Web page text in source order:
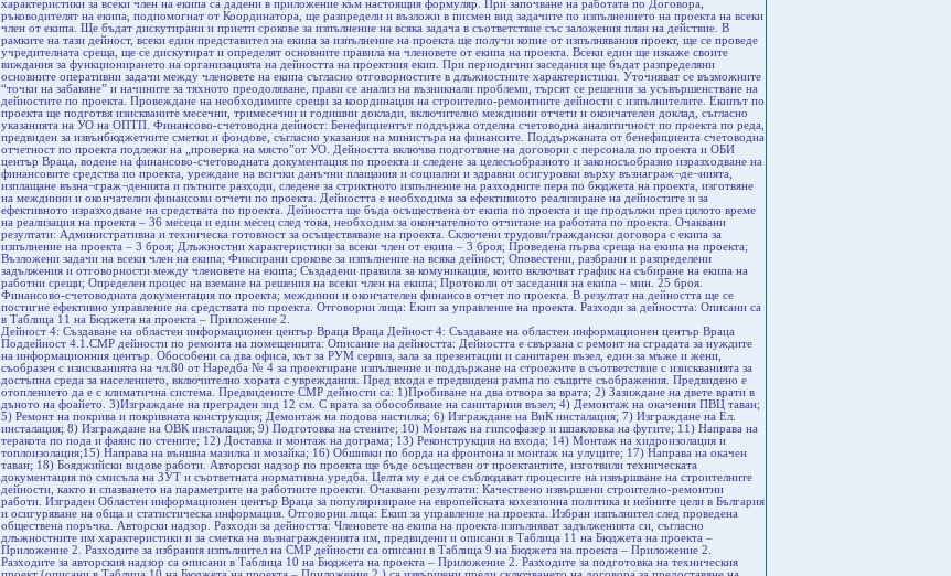
характеристики за всеки член на екипа са дадени в приложение към настоящия формуляр. При започване на работата по Договора,
ръководителят на екипа, подпомогнат от Координатора, ще разпредели и възложи в писмен вид задачите по изпълнението на проекта на всеки
член от екипа. Ще бъдат дискутирани и приети срокове за изпълнение на всяка задача в съответствие със заложения план на действие. В
рамките на тази дейност, всеки един представител на екипa за изпълнение на проекта ще получи копие от изпълнявания проект, ще се проведе
учредителната среща, ще се дискутират и определят основните правила на членовете от екипа на проекта. Всеки един ще изкаже своите
виждания за функционирането на организацията на дейността на проектния екип. При периодични заседания ще бъдат разпределяни
основните оперативни задачи между членовете на екипа съгласно отговорностите в длъжностните характеристики. Уточняват се възможните
“точки на забавяне” и начините за тяхното преодоляване, прави се анализ на възникнали проблеми, търсят се решения за усъвършенстване на
дейностите по проекта. Провеждане на необходимите срещи за координация на строително-ремонтните дейности с изпълнителите. Екипът по
проекта ще подготвя изискваните месечни, тримесечни и годишни доклади, включително междинни отчети и окончателен доклад, съгласно
указанията на УО на ОПТП. Финансово-счетоводна дейност: Бенефициентът поддържа отделна счетоводна аналитичност по проекта по реда,
предвиден за извънбюджетните сметки и фондове, съгласно указания на министъра на финансите. Поддържаната от бенефициента счетоводна
отчетност по проекта подлежи на „проверка на място”от УО. Дейността включва подготвяне на договори с персонала по проекта и ОБИ
център Враца, водене на финансово-счетоводната документация по проекта и следене за целесъобразното и законосъобразно изразходване на
финансовите средства по проекта, уреждане на всички данъчни плащания и социални и здравни осигуровки върху възнаграж¬де¬нията,
изплащане възна¬граж¬денията и пътните разходи, следене за стриктното изпълнение на разходните пера по бюджета на проекта, изготвяне
на междинни и окончателни финансови отчети по проекта. Дейността е необходима за ефективното реализиране на дейностите и за
ефективното изразходване на средствата по проекта. Дейността ще бъда осъществена от екипа по проекта и ще продължи през цялото време
на реализация на проекта – 36 месеца и един месец след това, необходим за окончателното отчитане на работата по проекта. Очаквани
резултати: Административна и техническа готовност за осъществяване на проекта. Сключени трудови/граждански договора с екипа за
изпълнение на проекта – 3 броя; Длъжностни характеристики за всеки член от екипа – 3 броя; Проведена първа среща на екипа на проекта;
Възложени задачи на всеки член на екипа; Фиксирани срокове за изпълнение на всяка дейност; Оповестени, разбрани и разпределени
задължения и отговорности между членовете на екипа; Създадени правила за комуникация, които включват график на събиране на екипа на
работни срещи; Определен процес на вземане на решения на всеки член на екипа; Протоколи от заседания на екипа – мин. 25 броя.
Финансово-счетоводната документация по проекта; междинни и окончателен финансов отчет по проекта. В резултат на дейността ще се
постигне ефективно управление на средствата по проекта. Отговорни лица: Екип за управление на проекта. Разходи за дейността: Описани са
в Таблица 11 на Бюджета на проекта – Приложение 2.
Дейност 4: Създаване на областен информационен център Враца Враца Дейност 4: Създаване на областен информационен център Враца Поддейност 4.1.СМР дейности по ремонта на помещенията: Описание на дейността: Дейността е свързана с ремонт на сградата за нуждите на информационния център. Обособени са два офиса, кът за РУМ сервиз, зала за презентации и санитарен възел, един за мъже и жени, съобразен с изискванията на чл.80 от Наредба № 4 за проектиране изпълнение и поддържане на строежите в съответствие с изискванията за достъпна среда за населението, включително хората с увреждания. Пред входа е предвидена рампа по същите съображения. Предвидено е отоплението да е с климатична система. Предвидените СМР дейности са: 1)Пробиване на два отвора за врата; 2) Зазиждане на двете врати в дъното на фоайето. 3)Изграждане на преграден зид 12 см. С врата за обособяване на санитарния възел; 4) Демонтаж на окачения ПВЦ таван; 5) Ремонт на покрива и покривната конструкция; Демонтаж на подова настилка; 6) Изграждане на ВиК инсталация; 7) Изграждане на Ел. инсталация; 8) Изграждане на ОВК инсталация; 9) Подготовка на стените; 10) Монтаж на гипсофазер и шпакловка на фугите; 11) Направа на теракота по пода и фаянс по стените; 12) Доставка и монтаж на дограма; 13) Реконструкция на входа; 14) Монтаж на хидроизолация и топлоизолация;15) Направа на външна мазилка и мозайка; 16) Обшивки по борда на фронтона и монтаж на улуците; 17) Направа на окачен таван; 18) Бояджийски видове работи. Авторски надзор по проекта ще бъде осъществен от проектантите, изготвили техническата документация по смисъла на ЗУТ и съответната нормативна уредба. Целта му е да се съблюдават процесите на извършване на строителните дейности, както и спазването на параметрите на работните проекти. Очаквани резултати: Качествено извършени строително-ремонтни работи. Изграден Областен информационен център Враца за популяризиране на европейската кохезионна политика и нейните цели в България и осигуряване на обща и статистическа информация. Отговорни лица: Екип за управление на проекта. Избран изпълнител след проведена обществена поръчка. Авторски надзор. Разходи за дейността: Членовете на екипа на проекта изпълняват задълженията си, съгласно длъжностните им характеристики и за сметка на възнагражденията им, предвидени и описани в Таблица 11 на Бюджета на проекта – Приложение 2. Разходите за избрания изпълнител на СМР дейности са описани в Таблица 9 на Бюджета на проекта – Приложение 2. Разходите за авторския надзор са описани в Таблица 10 на Бюджета на проекта – Приложение 2. Разходите за подготовка на техническия проект (описани в Таблица 10 на Бюджета на проекта – Приложение 2.) са извършени преди сключването на договора за предоставяне на безвъзмездна финансова помощ по настоящия проект, съгласно изискванията на Закона за устройство на територията, свързана е със строителни и монтажни работи, които ще се извършат по проекта (разходи за проектиране). Съгласно ЗУТ средствата за авторския надзор са на избрания проектант. Стойността на услугата е по НВМОП чл. 2, ал. 2, т.2 и не изисква събиране на три оферти. Освен разходите за авторски надзор и подготовка на проектната документация са необходими разходи за Такса за присъединяване към ел.мрежа; Такса за становище от пожарна служба; Изготвяне на технически паспорт на обекта. Поддейност 4.2. Организация и провеждане на конкурси за подбор и назначаване на персонал в ОБИ център Враца. Описание на дейността: В ОБИ център Враца ще бъдат назначени 3 служители: Ръководител „ОБИЦ-Враца”, Координатор „Комуникация и логистични услуги” и Координатор „Информационно обслужване и услуги”. Предложеният в проектното предложение брой служители на информационния офис съответства на посочената в Приложение 14 стойност за съответния офис – 3 (трима). Община Враца ще избере служителите след публично обявен конкурс при ясни и прозрачни правила, съгласно Процедура за подбор. Служителите трябва да отговарят на изискванията, приложени към „Наръчник за работа на информационните центрове”. Тяхното назначаване следва да се осъществи след съгласуване с УО и Централния информационен офис (ЦИО). Представители на УО/ЦИО следва да бъдат включени при избора на управител на офиса. Организационната структура ще бъде както следва: Одобрените кандидати се назначават на основен трудов договор, при пълен осемчасов работен ден, с първоначален шестмесечен изпитателен срок в полза на работодателя. Трудовите договори са срочни, с продължителност не по-голяма от срока на реализация на проекта. Длъжностни характеристики за всеки член от ОБИ центъра са разработени и предоставени от ЦИО. Персоналът на ОБИ център не е част от щатното разписание на Община Враца. Проектното финансиране изцяло покрива разходите за възнаграждения на персонала, в т.ч. действително изплатени възнаграждения, социални, здравни и др. осигуровки, определени със закон. Разходите за командировки (пътни, дневни и квартирни) за дейностите, пряко свързани с предоставяните от служителите на ОБИ център услуги изцяло се покриват от проекта. Очаквани резултати: Екип за управление на ОБИ център Враца. Административна и техническа готовност за осъществяване на проекта. Сключени трудови договора с екипа за управление на ОБИ център Враца – 3 броя; Отговорни лица: Бенефициента – Община Враца. Разходи за дейността: Не са предвидени разходи за изпълнение на тази дейност, а членовете на екипа по проекта участват в подготовка на документите за конкурсите и комисиите за сметка на възнагражденията си, описани в Таблица 11 на Бюджета на проекта – Приложение 2. Поддейност 4.3. Обучение на персонала на ОБИ център от ЦИО Описание на дейността: За да могат областните информационни центрове да предлагат качествени услуги е необходимо техните служители да притежават необходимите знания и компетенции. За тази цел те ще участват текущо в обучения по различни теми свързани с тяхната работа. Тази дейност се извършва съгласно одобрения „Наръчник за работа на информационните офиси” (за работата на 27-те областни информационни центрове) за популяризиране на Кохезионната политика на ЕС в България, който е съобразен с Насоките за кандидатстване по процедура с определен срок за кандидатстване за директно предоставяне на безвъзмездна финансова помощ по приоритетна ос 3, мярка на подкрепа 3 на оперативна програма „техническа помощ” с наименование: изграждане и функциониране на областни информационни центрове. Служителите, които ще бъдат назначени за работа в центъра, ще преминат обучения, организирани от Централния информационен офис, както и учебни посещения за обмяна на опит в сходни структури в други държави членки на ЕС. Бенефициентът – Община Враца не залага средства за обучение на служителите в това проектно предложение. В бюджета на проекта са включени само разходи за командировка до мястото на обучение. Очаквани резултати: Предлагане на качествени услуги. Предлагане на необходимата информация на потребителите на услуги на ОБИ центъра. Отговорни лица: ЦИКО и Екип за управление на ОБИ център Враца. Разходи за дейността: Не са предвидени разходи за обучение, а членовете на ОБИ Център Враца участват в обученията, които организира ЦИО. В Таблица 2 на Бюджета на проекта – Приложение 2 са включени средства за командировки до мястото, където ще се извършва обучението. Поддейност 4.4. Обзавеждане и оборудване на ОИЦ – Враца – нова За осигуряване на подходящи условия за нормално функциониране на ОИЦ Враца е необходимо оборудването му с офис обзавеждане, което е предвидено при подготовката на техническия проект за ремонт на помещенията в сградата, определена за ОИЦ, както и Концепцията за брандинг визия на ОИЦ в страната. Същите са специфицирани в Приложение 22 към Насоките за кандидатстване (версия2): Техническа спецификация, вид и брой артикули, необходими за обзавеждане на областен информационен център. За ОИЦ-Враца това са 3 бюра, 2 модула за заседателна маса, 3 контейнера с чекмеджета, 3 шкафа с 2 врати и открити рафтове, 2 стелажа без врати с открити рафтове /щендер/, 3 стола работни на колела с дамаска, 15 посетителски стола с дамаска, 2 стола за touch screen, 1 закачалка. Офис обзавеждането от работни бюра, контейнери, столове, модули за заседателни маси, шкафове и стелажи, по количества съгласно таблица 1 следва да бъдат съобразени с „Концепцията за брандинг и визия на 27-те областни информационни центрове за популяризиране на Кохезионната политика в България”. За предоставяне на услуги, свързани с ползване на компютър за достъп до сайтове с информация за СКФ, както и материали, които могат да бъдат прочетени (доклади, проучвания и др.) в ОИЦ Враца ще има информационен кът оборудван съгласно Приложение 23 към Насоките за кандидастване (версия 2): Техническа спецификация, вид и брой Multitouch surface устройства (интерфейс с многоточково докосване известен асс Тouchsensingsurface, вграден в подходящо офис обзавеждане) – 1 Маса за вграждане на Multitouch surface устройства, с 2 броя персонални компютъра в асса и 2 броя Мulti-touch дисплей в асса. В едно от помещенията, срещу входа – с директна видимост срещу влизащия, стената ще бъде в син цвят и ще се използва като ключово място за информация и представяне на дейностите и предстоящи инициативи. Тук ще се постави обемен вариант на логото. Съгласно брандинг визията този интериорен акцент е задължителен. Зоната да е с широчина не по-малка от 1,30 и височина (минимум) от кота +0,90 м от пода до тавана. Обемното лого ще бъде монтирано по указания начин в брандинг визията. Допустимо е, с цел композиционното обособяване на оцветената в синьо и брандирана част на стената, да се кантира с цвят, но той трябва да е един от указаните корпоративни цветове. Съгласно Концепцията за брандинг и визия предвиждаме брандиране на врати и прозорци и изработка на обемно лого. Съгласно техническите спецификации за брандирането на врати и прозорци – „фолио – транс луминесцентно или еквивалентно, с пълноцветно изображение, съгласно Приложение Визия на ОИЦ от Концепция за брандинг и визия на ОИЦ.” Раз